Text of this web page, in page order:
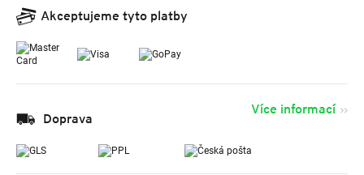
Akceptujeme tyto platby
Doprava
Více informací